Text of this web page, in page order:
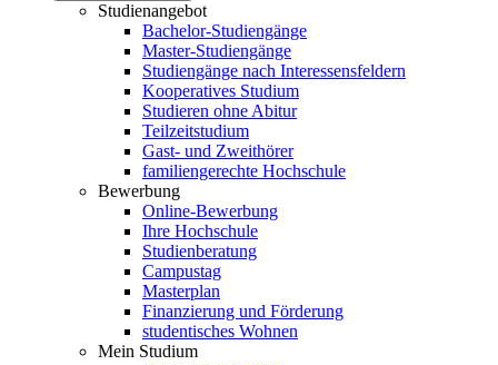
Studienangebot
Bachelor-Studiengänge
Master-Studiengänge
Studiengänge nach Interessensfeldern
Kooperatives Studium
Studieren ohne Abitur
Teilzeitstudium
Gast- und Zweithörer
familiengerechte Hochschule
Bewerbung
Online-Bewerbung
Ihre Hochschule
Studienberatung
Campustag
Masterplan
Finanzierung und Förderung
studentisches Wohnen
Mein Studium